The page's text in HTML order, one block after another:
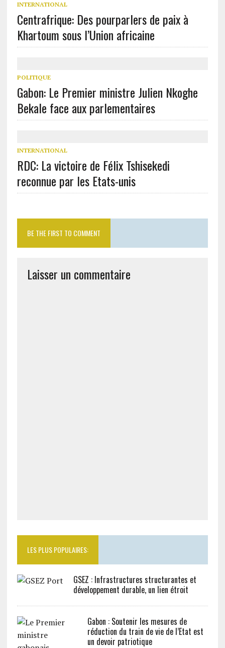
INTERNATIONAL
Centrafrique: Des pourparlers de paix à
Khartoum sous l’Union africaine
POLITIQUE
Gabon: Le Premier ministre Julien Nkoghe
Bekale face aux parlementaires
INTERNATIONAL
RDC: La victoire de Félix Tshisekedi
reconnue par les Etats-unis
BE THE FIRST TO COMMENT
Laisser un commentaire
LES PLUS POPULAIRES:
GSEZ : Infrastructures structurantes et
développement durable, un lien étroit
Gabon : Soutenir les mesures de
réduction du train de vie de l’Etat est
un devoir patriotique